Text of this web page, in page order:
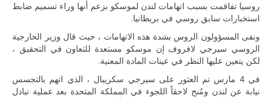
روسيا تفاقمت بسبب اتهامات لندن لموسكو بزعم أنها وراء تسميم ضابط
استخبارات سابق روسي في بريطانيا.
ونفى المسؤولون الروس بشدة هذه الاتهامات ، حيث قال وزير الخارجية
الروسي سيرجي لافروف إن موسكو مستعدة للتعاون في التحقيق ،
لكن يتعين عليها النظر في عينات المادة المعنية.
في 4 مارس تم العثور على سيرجي سكريبال ، الذي اتهم بالتجسس
نيابة عن لندن ومُنح لاحقاً اللجوء في المملكة المتحدة بعد عملية تبادل